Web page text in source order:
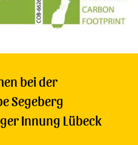
bei der
Segeberg
Innung Lübeck